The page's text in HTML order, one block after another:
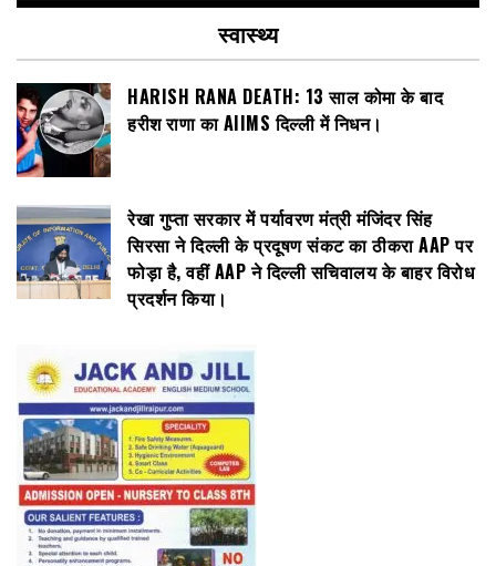
स्वास्थ्य
HARISH RANA DEATH: 13 साल कोमा के बाद
हरीश राणा का AIIMS दिल्ली में निधन।
रेखा गुप्ता सरकार में पर्यावरण मंत्री मंजिंदर सिंह
सिरसा ने दिल्ली के प्रदूषण संकट का ठीकरा AAP पर
फोड़ा है, वहीं AAP ने दिल्ली सचिवालय के बाहर विरोध
प्रदर्शन किया।